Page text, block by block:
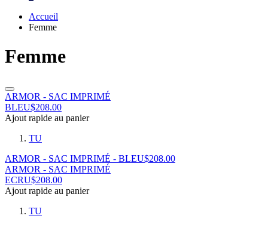
Accueil
Femme
Femme
ARMOR - SAC IMPRIMÉ
BLEU$208.00
Ajout rapide au panier
TU
ARMOR - SAC IMPRIMÉ - BLEU$208.00
ARMOR - SAC IMPRIMÉ
ECRU$208.00
Ajout rapide au panier
TU